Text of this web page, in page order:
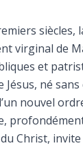
siècles,
virginal de
et
Jésus, né
nouvel
Christ,